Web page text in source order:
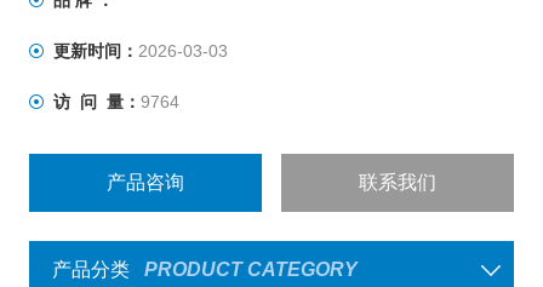
更新时间： 2026-03-03
访 问 量： 9764
产品咨询 联系我们
产品分类 PRODUCT CATEGORY